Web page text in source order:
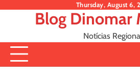
Thursday, August 6,
Blog Dinomar
Notícias